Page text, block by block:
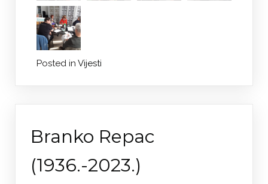
Posted in Vijesti
Branko Repac
(1936.-2023.)